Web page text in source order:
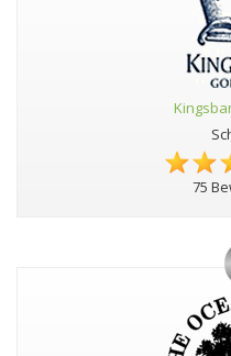
75